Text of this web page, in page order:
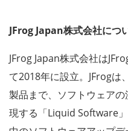
JFrog Japan株式会社につ
JFrog Japan株式会社は
て2018年に設立。JFrogは
製品まで、ソフトウェア
現する「Liquid Software